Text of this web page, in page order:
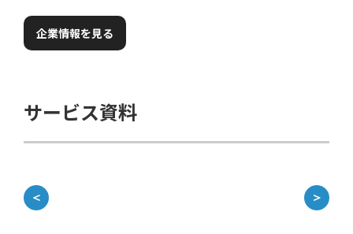
企業情報を見る
サービス資料
＜ ＞